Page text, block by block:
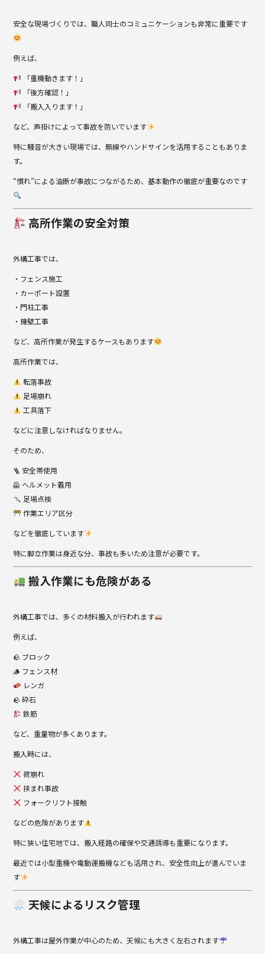
安全な現場づくりでは、職人同士のコミュニケーションも非常に重要です
例えば、
「重機動きます！」
「後方確認！」
「搬入入ります！」
など、声掛けによって事故を防いでいます
特に騒音が大きい現場では、無線やハンドサインを活用することもありま
す。
“慣れ”による油断が事故につながるため、基本動作の徹底が重要なのです
高所作業の安全対策
外構工事では、
・フェンス施工
・カーポート設置
・門柱工事
・擁壁工事
など、高所作業が発生するケースもあります
高所作業では、
転落事故
足場崩れ
工具落下
などに注意しなければなりません。
そのため、
🪜 安全帯使用
🦺 ヘルメット着用
足場点検
作業エリア区分
などを徹底しています
特に脚立作業は身近な分、事故も多いため注意が必要です。
搬入作業にも危険がある
外構工事では、多くの材料搬入が行われます
例えば、
🪨 ブロック
🪵 フェンス材
レンガ
🪨 砕石
鉄筋
など、重量物が多くあります。
搬入時には、
荷崩れ
挟まれ事故
フォークリフト接触
などの危険があります
特に狭い住宅地では、搬入経路の確保や交通誘導も重要になります。
最近では小型重機や電動運搬機なども活用され、安全性向上が進んでいま
す
天候によるリスク管理
外構工事は屋外作業が中心のため、天候にも大きく左右されます